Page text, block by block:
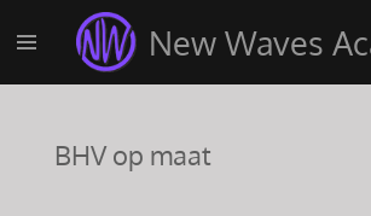
direct
naar
hoofdinhoud
New Waves
BHV op maat